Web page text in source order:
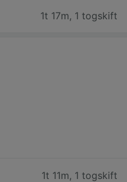
1t 17m, 1 togskift
1t 11m, 1 togskift